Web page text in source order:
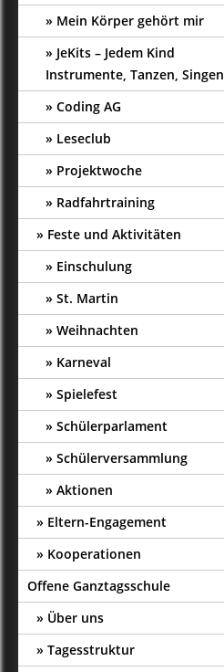
Mein Körper gehört mir
JeKits – Jedem Kind
Instrumente, Tanzen, Singen
Coding AG
Leseclub
Projektwoche
Radfahrtraining
Feste und Aktivitäten
Einschulung
St. Martin
Weihnachten
Karneval
Spielefest
Schülerparlament
Schülerversammlung
Aktionen
Eltern-Engagement
Kooperationen
Offene Ganztagsschule
Über uns
Tagesstruktur